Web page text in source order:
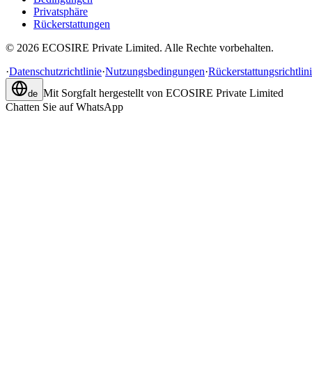
Privatsphäre
Rückerstattungen
© 2026 ECOSIRE Private Limited. Alle Rechte vorbehalten.
·Datenschutzrichtlinie·Nutzungsbedingungen·
de Mit Sorgfalt hergestellt von ECOSIRE Private Limited
Chatten Sie auf WhatsApp